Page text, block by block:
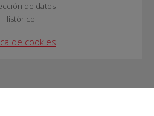
de datos
Histórico
de cookies